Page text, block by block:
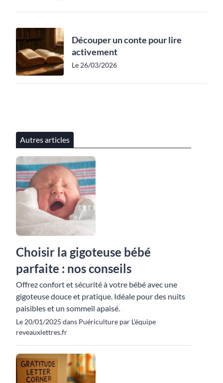
Découper un conte pour lire
activement
Le 26/03/2026
Autres articles
Choisir la gigoteuse bébé
parfaite : nos conseils
Offrez confort et sécurité à votre bébé avec une
gigoteuse douce et pratique. Idéale pour des nuits
paisibles et un sommeil apaisé.
Le 20/01/2025 dans Puériculture par L'équipe
reveauxlettres.fr